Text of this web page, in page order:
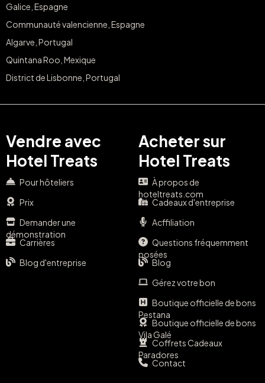
Galice, Espagne
Communauté valencienne, Espagne
Algarve, Portugal
Quintana Roo, Mexique
District de Lisbonne, Portugal
Vendre avec
Hotel Treats
Pour hôteliers
Prix
Demander une
démonstration
Carrières
Blog d'entreprise
Acheter sur
Hotel Treats
À propos de
hoteltreats.com
Cadeaux d'entreprise
Acffiliation
Questions fréquemment
posées
Blog
Gérez votre bon
Boutique officielle de bons
Pestana
Boutique officielle de bons
Vila Galé
Coffrets Cadeaux
Paradores
Contact